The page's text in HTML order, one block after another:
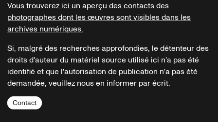
Vous trouverez ici un aperçu des contacts des
photographes dont les œuvres sont visibles dans les
archives numériques.
Si, malgré des recherches approfondies, le détenteur des
droits d'auteur du matériel source utilisé ici n'a pas été
identifié et que l'autorisation de publication n'a pas été
demandée, veuillez nous en informer par écrit.
Contact